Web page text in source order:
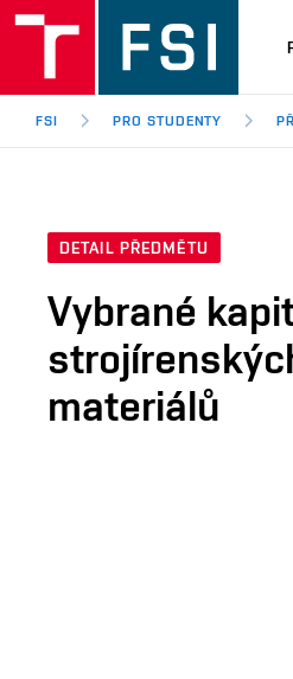
FSI PRO STUDENTY
DETAIL PŘEDMĚTU
Vybrané
materiálů